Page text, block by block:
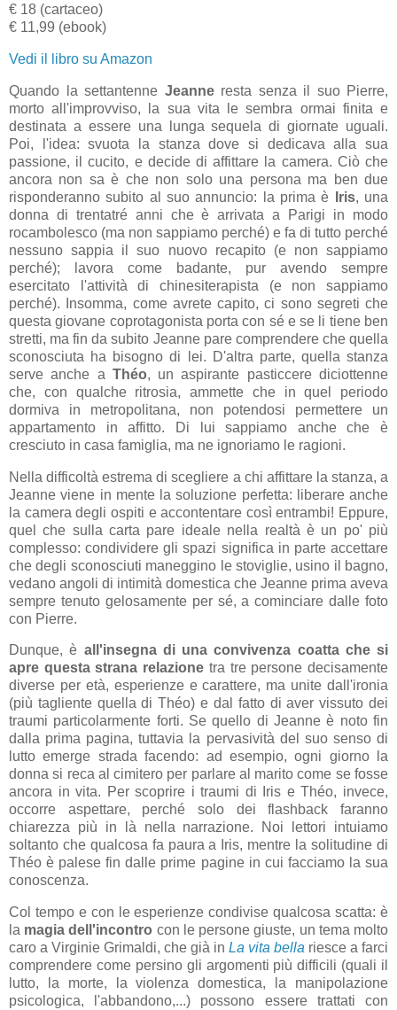
€ 18 (cartaceo)
€ 11,99 (ebook)
Vedi il libro su Amazon
Quando la settantenne Jeanneresta senza il suo Pierre,
morto all'improvviso, la sua vita le sembra ormai finita e
destinata a essere una lunga sequela di giornate uguali.
Poi, l'idea: svuota la stanza dove si dedicava alla sua
passione, il cucito, e decide di affittare la camera. Ciò che
ancora non sa è che non solo una persona ma ben due
risponderanno subito al suo annuncio: la prima è
Iris, una
donna di trentatré anni che è arrivata a Parigi in modo
rocambolesco (ma non sappiamo perché) e fa di tutto perché
nessuno sappia il suo nuovo recapito (e non sappiamo
perché); lavora come badante, pur avendo sempre
esercitato l'attività di chinesiterapista (e non sappiamo
perché). Insomma, come avrete capito, ci sono segreti che
questa giovane coprotagonista porta con sé e se li tiene ben
stretti, ma fin da subito Jeanne pare comprendere che quella
sconosciuta ha bisogno di lei. D'altra parte, quella stanza
serve anche a Théo, un aspirante pasticcere diciottenne
che, con qualche ritrosia, ammette che in quel periodo
dormiva in metropolitana, non potendosi permettere un
appartamento in affitto. Di lui sappiamo anche che è
cresciuto in casa famiglia, ma ne ignoriamo le ragioni.
Nella difficoltà estrema di scegliere a chi affittare la stanza, a
Jeanne viene in mente la soluzione perfetta: liberare anche
la camera degli ospiti e accontentare così entrambi! Eppure,
quel che sulla carta pare ideale nella realtà è un po' più
complesso: condividere gli spazi significa in parte accettare
che degli sconosciuti maneggino le stoviglie, usino il bagno,
vedano angoli di intimità domestica che Jeanne prima aveva
sempre tenuto gelosamente per sé, a cominciare dalle foto
con Pierre.
Dunque, è all'insegna di una convivenza coatta che si
apre questa strana relazione tra tre persone decisamente
diverse per età, esperienze e carattere, ma unite dall'ironia
(più tagliente quella di Théo) e dal fatto di aver vissuto dei
traumi particolarmente forti. Se quello di Jeanne è noto fin
dalla prima pagina, tuttavia la pervasività del suo senso di
lutto emerge strada facendo: ad esempio, ogni giorno la
donna si reca al cimitero per parlare al marito come se fosse
ancora in vita. Per scoprire i traumi di Iris e Théo, invece,
occorre aspettare, perché solo dei flashback faranno
chiarezza più in là nella narrazione. Noi lettori intuiamo
soltanto che qualcosa fa paura a Iris, mentre la solitudine di
Théo è palese fin dalle prime pagine in cui facciamo la sua
conoscenza.
Col tempo e con le esperienze condivise qualcosa scatta: è
la magia dell'incontro con le persone giuste, un tema molto
caro a Virginie Grimaldi, che già in La vita bella riesce a farci
comprendere come persino gli argomenti più difficili (quali il
lutto, la morte, la violenza domestica, la manipolazione
psicologica, l'abbandono,...) possono essere trattati con